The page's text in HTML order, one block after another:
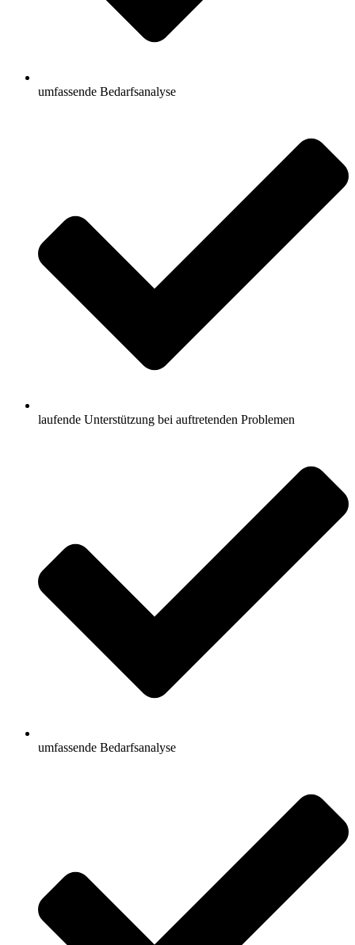
umfassende Bedarfsanalyse
laufende Unterstützung bei auftretenden Problemen
umfassende Bedarfsanalyse